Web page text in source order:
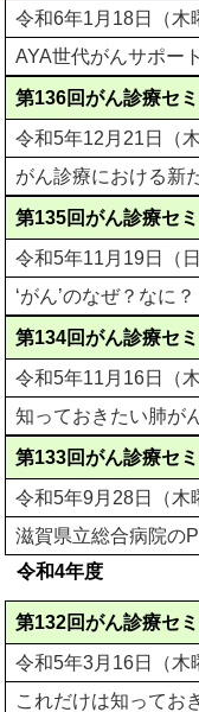
令和6年1月18日（木
AYA世代がんサポート
第136回がん診療セ
令和5年12月21日（
がん診療における新
第135回がん診療セ
令和5年11月19日（
‘がん’のなぜ？なに？
第134回がん診療セ
令和5年11月16日（
知っておきたい肺が
第133回がん診療セ
令和5年9月28日（木
滋賀県立総合病院の
令和4年度
第132回がん診療セ
令和5年3月16日（木
これだけは知ってお